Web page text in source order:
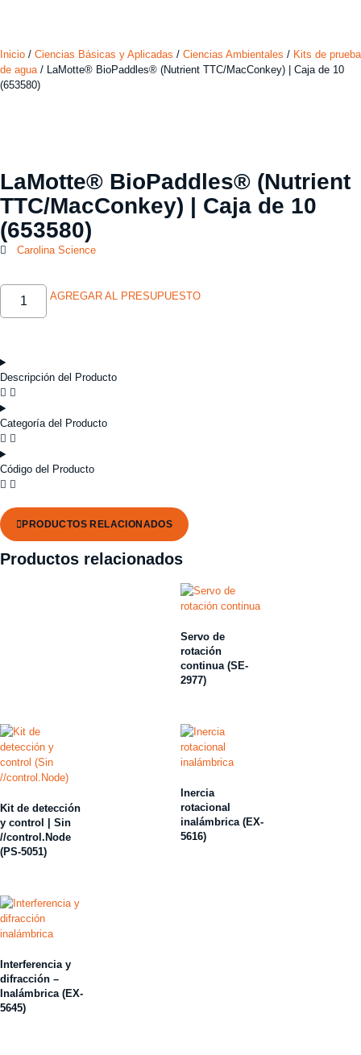
Inicio / Ciencias Básicas y Aplicadas / Ciencias Ambientales / Kits de prueba
de agua/ LaMotte® BioPaddles® (Nutrient TTC/MacConkey) | Caja de 10
(653580)
LaMotte® BioPaddles® (Nutrient
TTC/MacConkey) | Caja de 10
(653580)
Carolina Science
AGREGAR AL PRESUPUESTO
Descripción del Producto
Categoría del Producto
Código del Producto
PRODUCTOS RELACIONADOS
Productos relacionados
Servo de
rotación
continua (SE-
2977)
Kit de detección
y control | Sin
//control.Node
(PS-5051)
Inercia
rotacional
inalámbrica (EX-
5616)
Interferencia y
difracción –
Inalámbrica (EX-
5645)